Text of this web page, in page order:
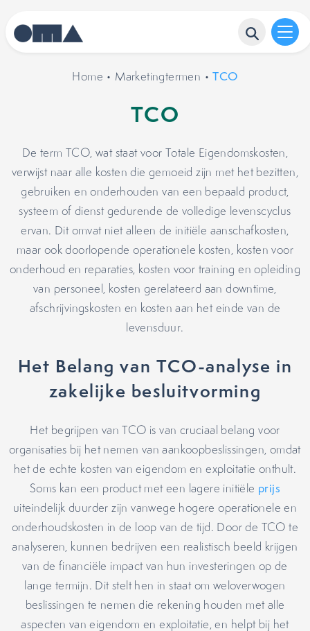
Home • Marketingtermen •TCO
TCO
De term TCO, wat staat voor Totale Eigendomskosten,
verwijst naar alle kosten die gemoeid zijn met het bezitten,
gebruiken en onderhouden van een bepaald product,
systeem of dienst gedurende de volledige levenscyclus
ervan. Dit omvat niet alleen de initiële aanschafkosten,
maar ook doorlopende operationele kosten, kosten voor
onderhoud en reparaties, kosten voor training en opleiding
van personeel, kosten gerelateerd aan downtime,
afschrijvingskosten en kosten aan het einde van de
levensduur.
Het Belang van TCO-analyse in
zakelijke besluitvorming
Het begrijpen van TCO is van cruciaal belang voor
organisaties bij het nemen van aankoopbeslissingen, omdat
het de echte kosten van eigendom en exploitatie onthult.
Soms kan een product met een lagere initiële prijs
uiteindelijk duurder zijn vanwege hogere operationele en
onderhoudskosten in de loop van de tijd. Door de TCO te
analyseren, kunnen bedrijven een realistisch beeld krijgen
van de financiële impact van hun investeringen op de
lange termijn. Dit stelt hen in staat om weloverwogen
beslissingen te nemen die rekening houden met alle
aspecten van eigendom en exploitatie, en helpt bij het